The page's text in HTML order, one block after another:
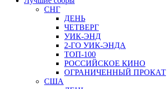
СНГ
ДЕНЬ
ЧЕТВЕРГ
УИК-ЭНД
2-ГО УИК-ЭНДА
ТОП-100
РОССИЙСКОЕ КИНО
ОГРАНИЧЕННЫЙ ПРОКАТ
США